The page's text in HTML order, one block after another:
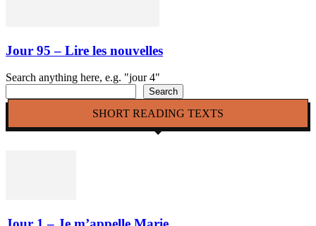
Jour 95 – Lire les nouvelles
Search anything here, e.g. "jour 4"
Search
SHORT READING TEXTS